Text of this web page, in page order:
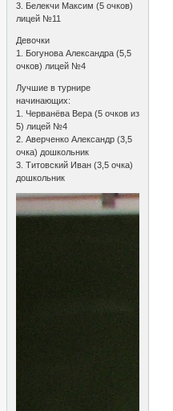
3. Белекчи Максим (5 очков)
лицей №11
Девочки
1. Богунова Александра (5,5
очков) лицей №4
Лучшие в турнире
начинающих:
1. Черванёва Вера (5 очков из
5) лицей №4
2. Аверченко Александр (3,5
очка) дошкольник
3. Титовский Иван (3,5 очка)
дошкольник